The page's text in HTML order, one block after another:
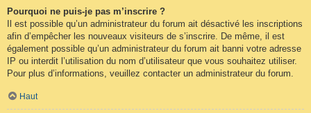
Pourquoi ne puis-je pas m’inscrire ?
Il est possible qu’un administrateur du forum ait désactivé les inscriptions
afin d’empêcher les nouveaux visiteurs de s’inscrire. De même, il est
également possible qu’un administrateur du forum ait banni votre adresse
IP ou interdit l’utilisation du nom d’utilisateur que vous souhaitez utiliser.
Pour plus d’informations, veuillez contacter un administrateur du forum.
Haut